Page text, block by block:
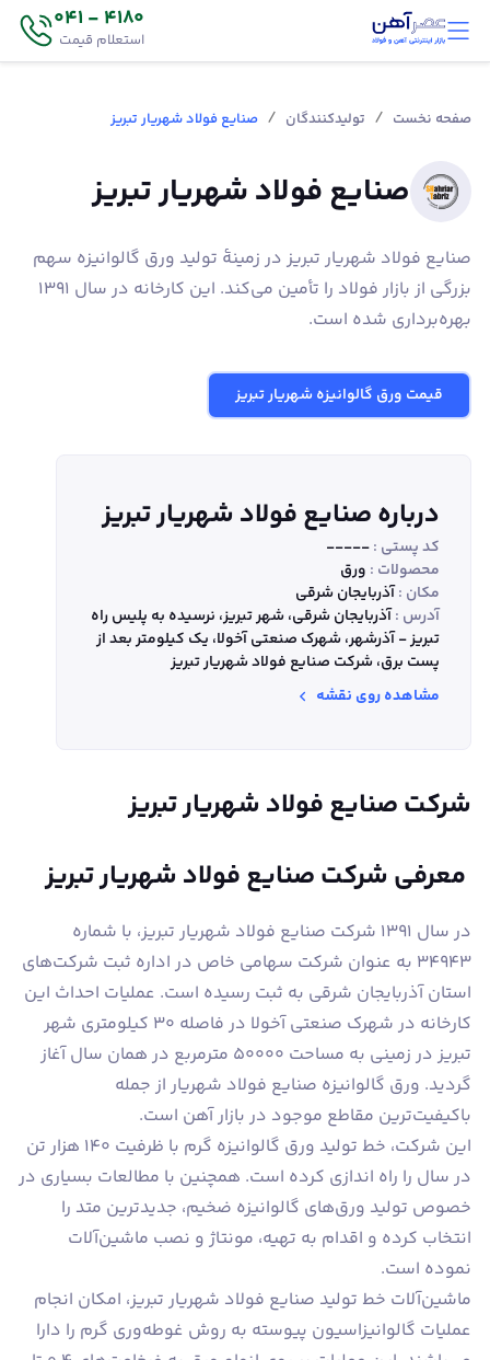
4180 - 041
استعلام قیمت
صفحه نخست / تولیدکنندگان / صنایع فولاد شهریار تبریز
صنایع فولاد شهریار تبریز
صنایع فولاد شهریار تبریز در زمینۀ تولید ورق گالوانیزه سهم
بزرگی از بازار فولاد را تأمین می‌کند. این کارخانه در سال 1391
بهره‌برداری شده است.
قیمت ورق گالوانیزه شهریار تبریز
درباره صنایع فولاد شهریار تبریز
کد پستی :-----
محصولات : ورق
مکان :آذربایجان شرقی
آدرس :آذربایجان شرقی، شهر تبریز، نرسیده به پلیس راه
تبریز - آذرشهر، شهرک صنعتی آخولا، یک کیلومتر بعد از
پست برق، شرکت صنایع فولاد شهریار تبریز
مشاهده روی نقشه
شرکت صنایع فولاد شهریار تبریز
معرفی شرکت صنایع فولاد شهریار تبریز
در سال 1391 شرکت صنایع فولاد شهریار تبریز، با شماره
34943 به عنوان شرکت سهامی خاص در اداره ثبت شرکت‌‎های
استان آذربایجان شرقی به ثبت رسیده است. عملیات احداث این
کارخانه در شهرک صنعتی آخولا در فاصله 30 کیلومتری شهر
تبریز در زمینی به مساحت 50000 مترمربع در همان سال آغاز
گردید. ورق گالوانیزه صنایع فولاد شهریار از جمله
باکیفیت‌ترین مقاطع موجود در بازار آهن است.
این شرکت، خط تولید ورق گالوانیزه گرم با ظرفیت 140 هزار تن
در سال را راه اندازی کرده است. همچنین با مطالعات بسیاری در
خصوص تولید ورق‌های گالوانیزه ضخیم، جدیدترین متد را
انتخاب کرده و اقدام به تهیه، مونتاژ و نصب ماشین‌آلات
نموده است.
ماشین‌آلات خط تولید صنایع فولاد شهریار تبریز، امکان انجام
عملیات گالوانیزاسیون پیوسته به روش غوطه‌وری گرم را دارا